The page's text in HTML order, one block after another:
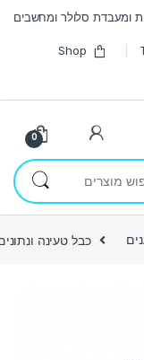
ומעבדת סלולר ומחשבים
Shop
0
כבל טעינה ונתונים